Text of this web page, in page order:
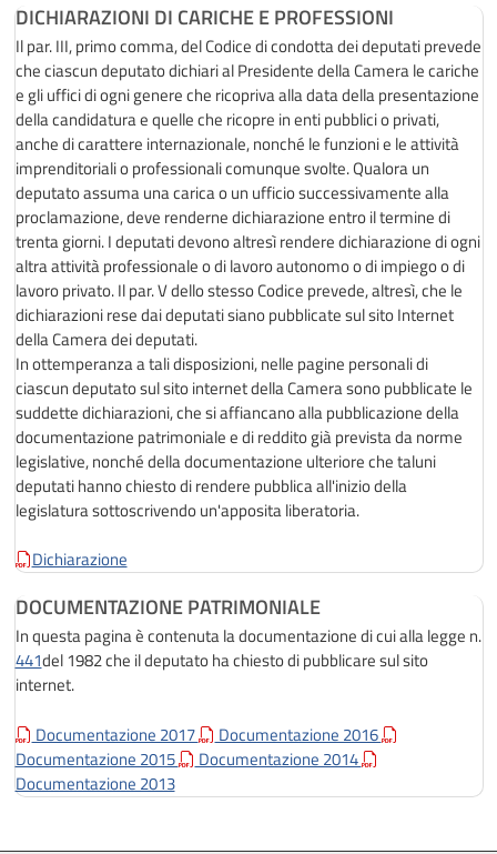
DICHIARAZIONI DI CARICHE E PROFESSIONI
Il par. III, primo comma, del Codice di condotta dei deputati prevede
che ciascun deputato dichiari al Presidente della Camera le cariche
e gli uffici di ogni genere che ricopriva alla data della presentazione
della candidatura e quelle che ricopre in enti pubblici o privati,
anche di carattere internazionale, nonché le funzioni e le attività
imprenditoriali o professionali comunque svolte. Qualora un
deputato assuma una carica o un ufficio successivamente alla
proclamazione, deve renderne dichiarazione entro il termine di
trenta giorni. I deputati devono altresì rendere dichiarazione di ogni
altra attività professionale o di lavoro autonomo o di impiego o di
lavoro privato. Il par. V dello stesso Codice prevede, altresì, che le
dichiarazioni rese dai deputati siano pubblicate sul sito Internet
della Camera dei deputati.
In ottemperanza a tali disposizioni, nelle pagine personali di
ciascun deputato sul sito internet della Camera sono pubblicate le
suddette dichiarazioni, che si affiancano alla pubblicazione della
documentazione patrimoniale e di reddito già prevista da norme
legislative, nonché della documentazione ulteriore che taluni
deputati hanno chiesto di rendere pubblica all'inizio della
legislatura sottoscrivendo un'apposita liberatoria.
Dichiarazione
DOCUMENTAZIONE PATRIMONIALE
In questa pagina è contenuta la documentazione di cui alla legge n.
441del 1982 che il deputato ha chiesto di pubblicare sul sito
internet.
Documentazione 2017
Documentazione 2016
Documentazione 2015
Documentazione 2014
Documentazione 2013